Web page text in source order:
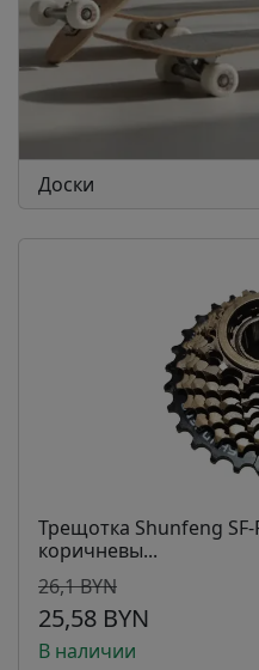
Доски
Трещотка Shunfeng SF-
коричневы...
26,1 BYN
25,58 BYN
В наличии